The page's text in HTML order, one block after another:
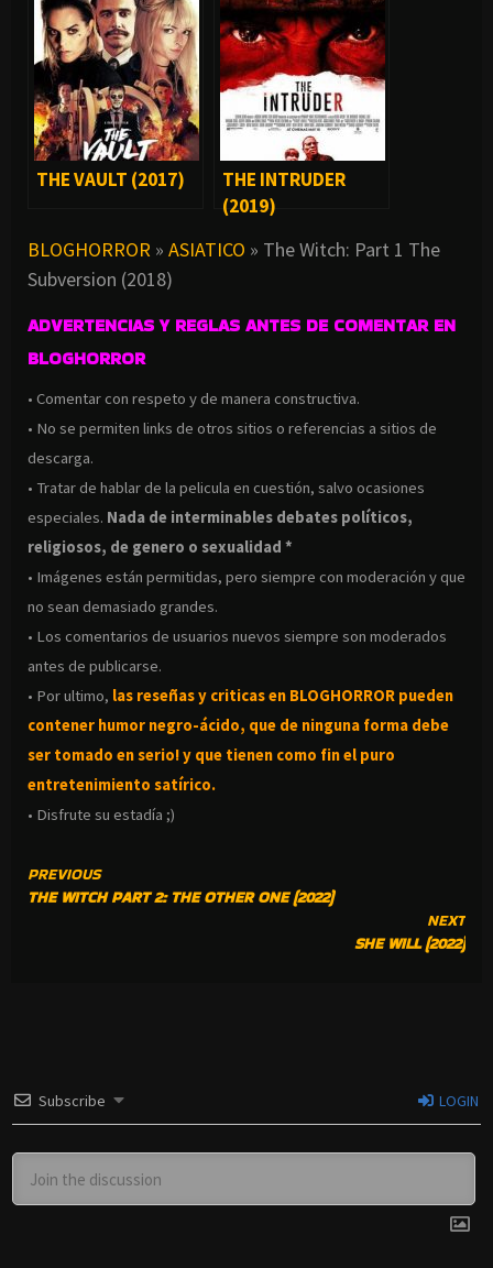
THE VAULT (2017)
THE INTRUDER
(2019)
BLOGHORROR » ASIATICO » The Witch: Part 1 The
Subversion (2018)
ADVERTENCIAS Y REGLAS ANTES DE COMENTAR EN
BLOGHORROR
• Comentar con respeto y de manera constructiva.
• No se permiten links de otros sitios o referencias a sitios de
descarga.
• Tratar de hablar de la pelicula en cuestión, salvo ocasiones
especiales. Nada de interminables debates políticos,
religiosos, de genero o sexualidad *
• Imágenes están permitidas, pero siempre con moderación y que
no sean demasiado grandes.
• Los comentarios de usuarios nuevos siempre son moderados
antes de publicarse.
• Por ultimo, las reseñas y criticas en BLOGHORROR pueden
contener humor negro-ácido, que de ninguna forma debe
ser tomado en serio! y que tienen como fin el puro
entretenimiento satírico.
• Disfrute su estadía ;)
CONTINUE
READING
PREVIOUS
THE WITCH PART 2: THE OTHER ONE (2022)
NEXT
SHE WILL (2022)
Subscribe LOGIN